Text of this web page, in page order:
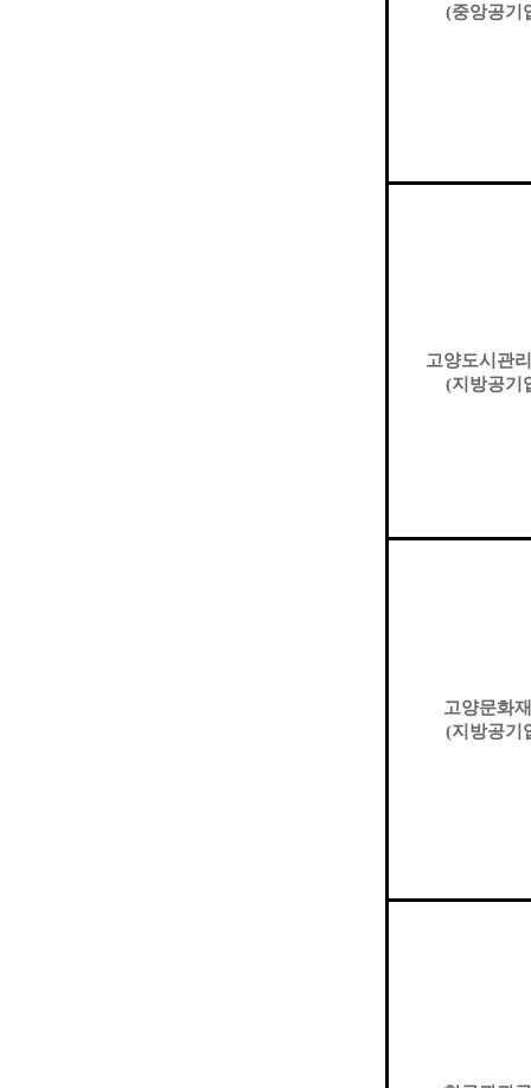
(중앙공기
고양도시관
(지방공기
고양문화
(지방공기